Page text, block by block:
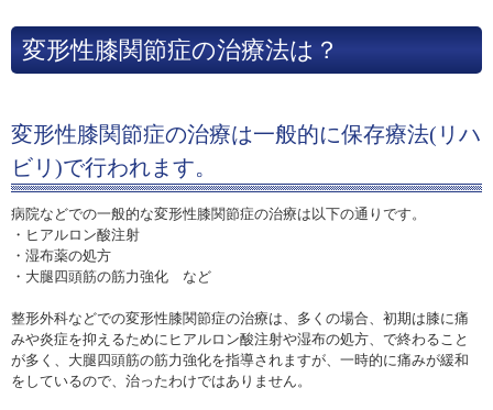
変形性膝関節症の治療法は？
変形性膝関節症の治療は一般的に保存療法(リハ
ビリ)で行われます。
病院などでの一般的な変形性膝関節症の治療は以下の通りです。
・ヒアルロン酸注射
・湿布薬の処方
・大腿四頭筋の筋力強化 など
整形外科などでの変形性膝関節症の治療は、多くの場合、初期は膝に痛
みや炎症を抑えるためにヒアルロン酸注射や湿布の処方、で終わること
が多く、大腿四頭筋の筋力強化を指導されますが、一時的に痛みが緩和
をしているので、治ったわけではありません。